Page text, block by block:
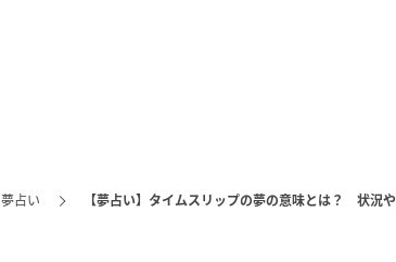
夢占い 【夢占い】タイムスリップの夢の意味とは？ 状況